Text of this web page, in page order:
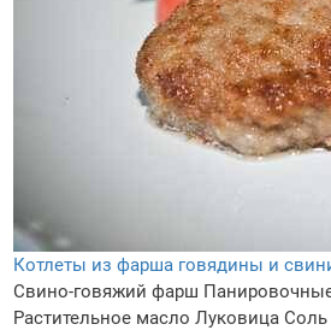
Котлеты из фарша говядины и
Свино-говяжий фарш
Растительное масло Луковица Соль